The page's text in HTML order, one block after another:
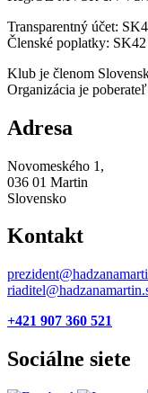
Transparentný účet:
Členské poplatky:
Klub je členom
Organizácia je
Adresa
Novomeského 1,
036 01 Martin
Slovensko
Kontakt
+421 907 360 521
Sociálne siete